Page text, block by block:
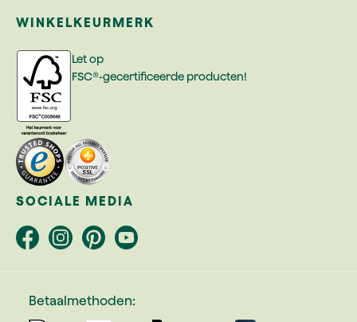
WINKELKEURMERK
Let op
FSC®-gecertificeerde producten!
SOCIALE MEDIA
Betaalmethoden: